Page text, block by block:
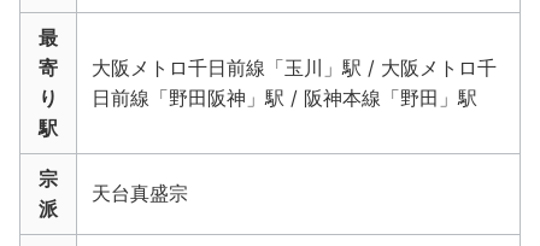
最
寄
り
駅
大阪メトロ千日前線「玉川」駅 / 大阪メトロ千
日前線「野田阪神」駅 / 阪神本線「野田」駅
宗
派
天台真盛宗